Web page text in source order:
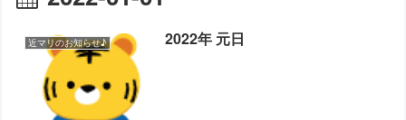
近マリのお知らせ♪ 2022年 元日